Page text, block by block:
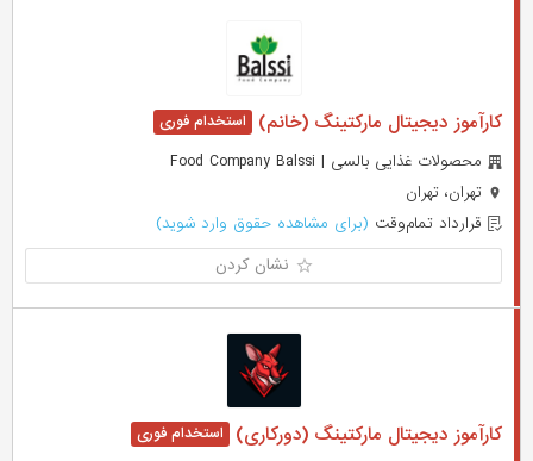
کارآموز دیجیتال مارکتینگ (خانم)
محصولات غذایی بالسی | Food Company Balssi
تهران، تهران
قرارداد تمام‌وقت (برای مشاهده حقوق وارد شوید)
نشان کردن
کارآموز دیجیتال مارکتینگ (دورکاری)